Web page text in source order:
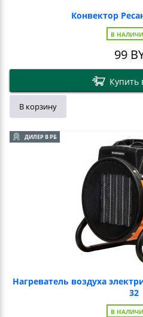
Конвектор
В
99
Купить
В корзину
ДИЛЕР В РБ
Нагреватель воздуха
32
В